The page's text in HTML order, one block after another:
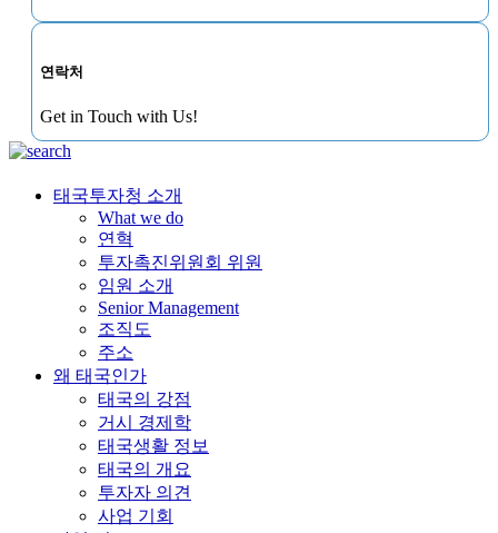
연락처
Get in Touch with Us!
태국투자청 소개
What we do
연혁
투자촉진위원회 위원
임원 소개
Senior Management
조직도
주소
왜 태국인가
태국의 강점
거시 경제학
태국생활 정보
태국의 개요
투자자 의견
사업 기회